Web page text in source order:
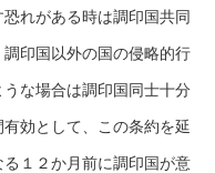
れがある時は調印国共同
印国以外の国の侵略的行
な場合は調印国同士十分
効として、この条約を延
１２か月前に調印国が意